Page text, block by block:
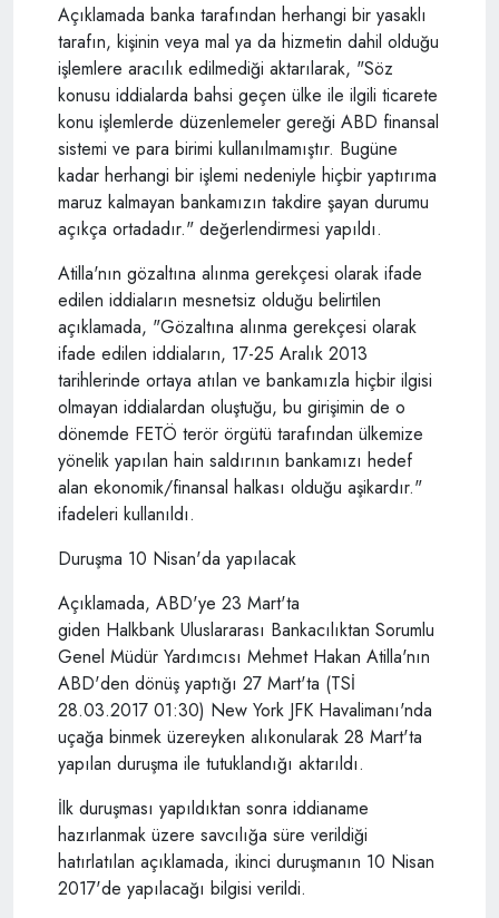
Açıklamada banka tarafından herhangi bir yasaklı
tarafın, kişinin veya mal ya da hizmetin dahil olduğu
işlemlere aracılık edilmediği aktarılarak, "Söz
konusu iddialarda bahsi geçen ülke ile ilgili ticarete
konu işlemlerde düzenlemeler gereği ABD finansal
sistemi ve para birimi kullanılmamıştır. Bugüne
kadar herhangi bir işlemi nedeniyle hiçbir yaptırıma
maruz kalmayan bankamızın takdire şayan durumu
açıkça ortadadır." değerlendirmesi yapıldı.
Atilla'nın gözaltına alınma gerekçesi olarak ifade
edilen iddiaların mesnetsiz olduğu belirtilen
açıklamada, "Gözaltına alınma gerekçesi olarak
ifade edilen iddiaların, 17-25 Aralık 2013
tarihlerinde ortaya atılan ve bankamızla hiçbir ilgisi
olmayan iddialardan oluştuğu, bu girişimin de o
dönemde FETÖ terör örgütü tarafından ülkemize
yönelik yapılan hain saldırının bankamızı hedef
alan ekonomik/finansal halkası olduğu aşikardır."
ifadeleri kullanıldı.
Duruşma 10 Nisan'da yapılacak
Açıklamada, ABD'ye 23 Mart'ta
giden Halkbank Uluslararası Bankacılıktan Sorumlu
Genel Müdür Yardımcısı Mehmet Hakan Atilla'nın
ABD'den dönüş yaptığı 27 Mart'ta (TSİ
28.03.2017 01:30) New York JFK Havalimanı'nda
uçağa binmek üzereyken alıkonularak 28 Mart'ta
yapılan duruşma ile tutuklandığı aktarıldı.
İlk duruşması yapıldıktan sonra iddianame
hazırlanmak üzere savcılığa süre verildiği
hatırlatılan açıklamada, ikinci duruşmanın 10 Nisan
2017'de yapılacağı bilgisi verildi.